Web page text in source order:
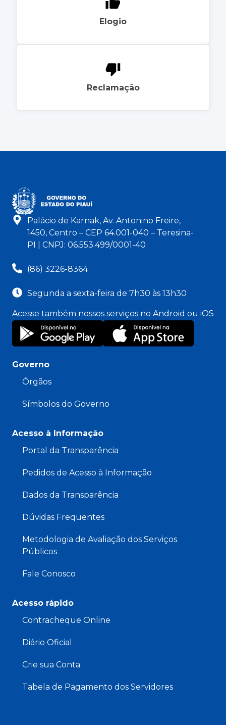
Elogio
Reclamação
Palácio de Karnak, Av. Antonino Freire,
1450, Centro – CEP 64.001-040 – Teresina-
PI | CNPJ: 06.553.499/0001-40
(86) 3226-8364
Segunda a sexta-feira de 7h30 às 13h30
Acesse também nossos serviços no Android ou iOS
Governo
Órgãos
Símbolos do Governo
Acesso à Informação
Portal da Transparência
Pedidos de Acesso à Informação
Dados da Transparência
Dúvidas Frequentes
Metodologia de Avaliação dos Serviços
Públicos
Fale Conosco
Acesso rápido
Contracheque Online
Diário Oficial
Crie sua Conta
Tabela de Pagamento dos Servidores